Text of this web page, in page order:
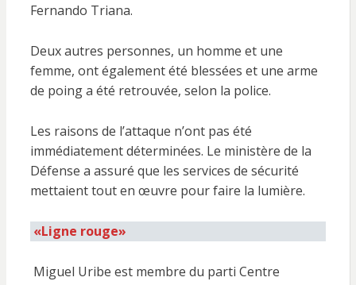
Fernando Triana.
Deux autres personnes, un homme et une
femme, ont également été blessées et une arme
de poing a été retrouvée, selon la police.
Les raisons de l’attaque n’ont pas été
immédiatement déterminées. Le ministère de la
Défense a assuré que les services de sécurité
mettaient tout en œuvre pour faire la lumière.
«Ligne rouge»
Miguel Uribe est membre du parti Centre